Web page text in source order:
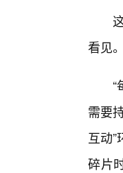
看见。
“
需要
互动
碎片